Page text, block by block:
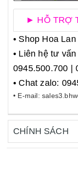
► HỖ TRỢ
• Shop Hoa
• Liên hệ tư
0945.500.700 |
• Chat zalo:
• E-mail:
CHÍNH SÁCH